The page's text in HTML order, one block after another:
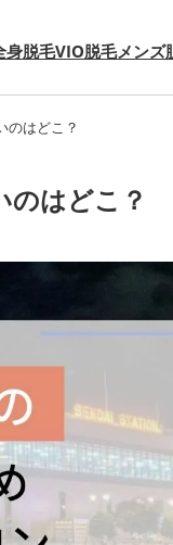
身脱毛VIO脱毛メンズ
のはどこ？
のはどこ？